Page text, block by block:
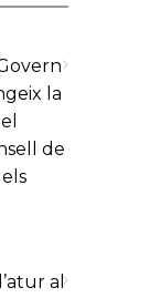
la
de
al